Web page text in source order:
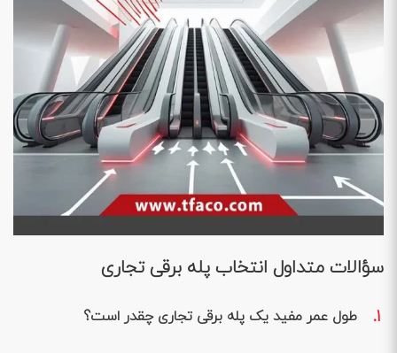
سؤالات متداول انتخاب پله برقی تجاری
طول عمر مفید یک پله برقی تجاری چقدر است؟